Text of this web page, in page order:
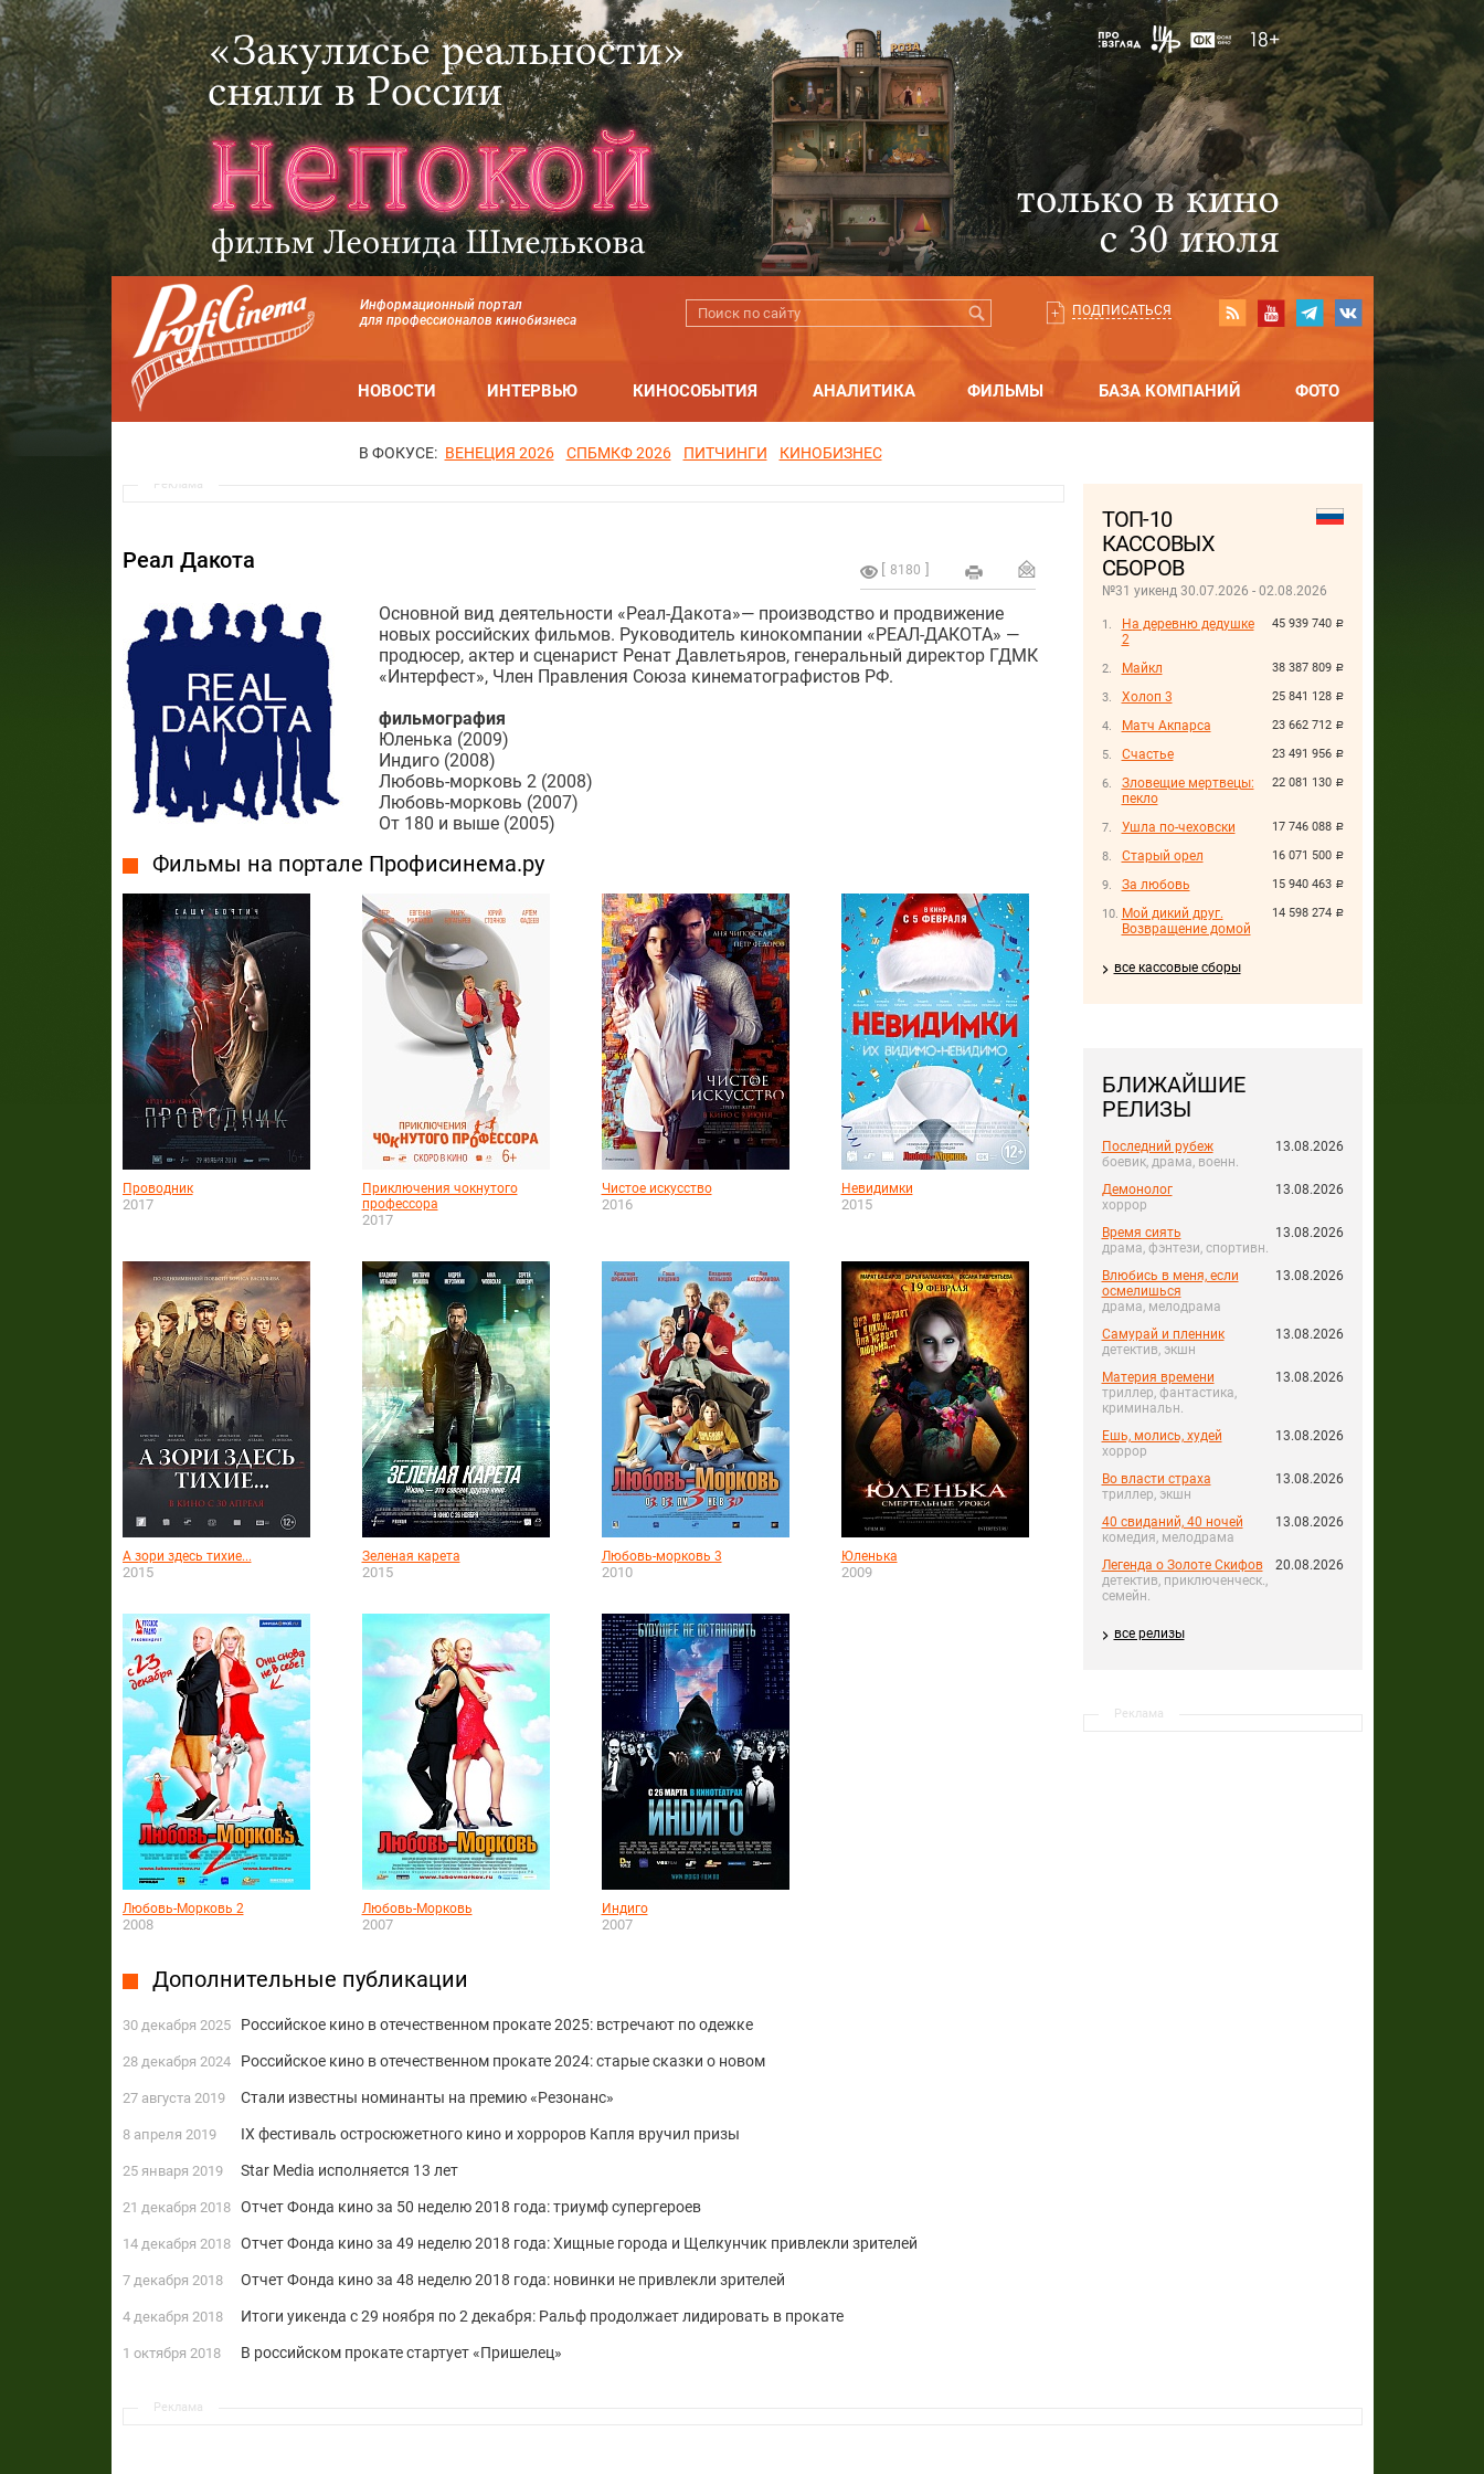
Информационный портал
для профессионалов кинобизнеса
ПОДПИСАТЬСЯ
НОВОСТИ ИНТЕРВЬЮ КИНОСОБЫТИЯ АНАЛИТИКА ФИЛЬМЫ БАЗА КОМПАНИЙ ФОТО
В ФОКУСЕ: ВЕНЕЦИЯ 2026 СПБМКФ 2026 ПИТЧИНГИ КИНОБИЗНЕС
ТОП-10
КАССОВЫХ
СБОРОВ
№31 уикенд 30.07.2026 - 02.08.2026
45 939 740 руб.
На деревню дедушке
2
38 387 809 руб.
Майкл
25 841 128 руб.
Холоп 3
23 662 712 руб.
Матч Акпарса
23 491 956 руб.
Счастье
22 081 130 руб.
Зловещие мертвецы:
пекло
17 746 088 руб.
Ушла по-чеховски
16 071 500 руб.
Старый орел
15 940 463 руб.
За любовь
14 598 274 руб.
Мой дикий друг.
Возвращение домой
все кассовые сборы
БЛИЖАЙШИЕ
РЕЛИЗЫ
Последний рубеж
боевик, драма, военн.
13.08.2026
Демонолог
хоррор
13.08.2026
Время сиять
драма, фэнтези, спортивн.
13.08.2026
Влюбись в меня, если
осмелишься
драма, мелодрама
13.08.2026
Самурай и пленник
детектив, экшн
13.08.2026
Материя времени
триллер, фантастика,
криминальн.
13.08.2026
Ешь, молись, худей
хоррор
13.08.2026
Во власти страха
триллер, экшн
13.08.2026
40 свиданий, 40 ночей
комедия, мелодрама
13.08.2026
Легенда о Золоте Скифов
детектив, приключенческ.,
семейн.
20.08.2026
все релизы
Реклама
Реклама
8180
Реал Дакота
Основной вид деятельности «Реал-Дакота»— производство и продвижение
новых российских фильмов. Руководитель кинокомпании «РЕАЛ-ДАКОТА» —
продюсер, актер и сценарист Ренат Давлетьяров, генеральный директор ГДМК
«Интерфест», Член Правления Союза кинематографистов РФ.
фильмография
Юленька (2009)
Индиго (2008)
Любовь-морковь 2 (2008)
Любовь-морковь (2007)
От 180 и выше (2005)
Фильмы на портале Профисинема.ру
Проводник
2017
Приключения чокнутого
профессора
2017
Чистое искусство
2016
Невидимки
2015
А зори здесь тихие...
2015
Зеленая карета
2015
Любовь-морковь 3
2010
Юленька
2009
Любовь-Морковь 2
2008
Любовь-Морковь
2007
Индиго
2007
Дополнительные публикации
30 декабря 2025 Российское кино в отечественном прокате 2025: встречают по одежке
28 декабря 2024 Российское кино в отечественном прокате 2024: старые сказки о новом
27 августа 2019 Стали известны номинанты на премию «Резонанс»
8 апреля 2019 IX фестиваль остросюжетного кино и хорроров Капля вручил призы
25 января 2019 Star Media исполняется 13 лет
21 декабря 2018 Отчет Фонда кино за 50 неделю 2018 года: триумф супергероев
14 декабря 2018 Отчет Фонда кино за 49 неделю 2018 года: Хищные города и Щелкунчик привлекли зрителей
7 декабря 2018 Отчет Фонда кино за 48 неделю 2018 года: новинки не привлекли зрителей
4 декабря 2018 Итоги уикенда с 29 ноября по 2 декабря: Ральф продолжает лидировать в прокате
1 октября 2018 В российском прокате стартует «Пришелец»
Реклама